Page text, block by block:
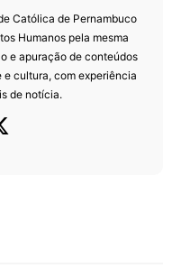
Católica de Pernambuco
Humanos pela mesma
e apuração de conteúdos
cultura, com experiência
de notícia.